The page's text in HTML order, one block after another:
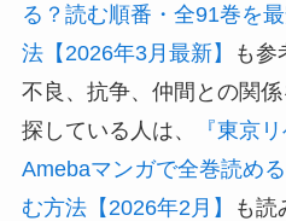
る？読む順番・全91巻を
法【2026年3月最新】
も参
不良、抗争、仲間との関
探している人は、
『東京
Amebaマンガで全巻読め
む方法【2026年2月】
も読